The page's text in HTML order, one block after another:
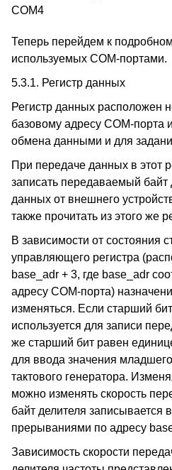
COM4
Теперь перейдем к
используемых COM-портами.
5.3.1. Регистр данных
Регистр данных расположен
базовому адресу COM-порта
обмена данными и для
При передаче данных в этот
записать передаваемый
данных от внешнего
также прочитать из этого же
В зависимости от состояния
управляющего регистра
base_adr + 3, где base_adr
адресу COM-порта)
изменяться. Если старший
используется для записи
же старший бит равен
для ввода значения
тактового генератора.
можно изменять скорость
байт делителя записывается
прерываниями по адресу
Зависимость скорости